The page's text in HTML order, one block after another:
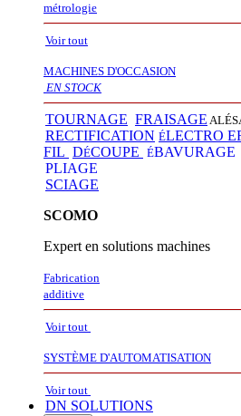
métrologie
Voir tout
MACHINES D'OCCASION
EN STOCK
TOURNAGE FRAISAGE
RECTIFICATION ÉLECTRO
FIL DÉCOUPE ÉBAVURAGE
PLIAGE
SCIAGE
SCOMO
Expert en solutions machines
Fabrication
additive
Voir tout
SYSTÈME D'AUTOMATISATION
Voir tout
DN SOLUTIONS